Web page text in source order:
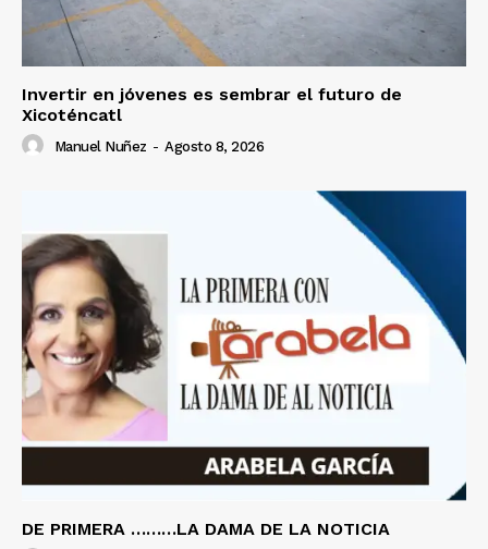
Invertir en jóvenes es sembrar el futuro de
Xicoténcatl
Manuel Nuñez - Agosto 8, 2026
DE PRIMERA ………LA DAMA DE LA NOTICIA